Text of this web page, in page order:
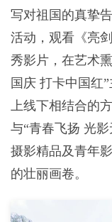
写对祖国的真挚
活动，观看《亮
秀影片，在艺术
国庆 打卡中国红
上线下相结合的
与“青春飞扬 光
摄影精品及青年
的壮丽画卷。